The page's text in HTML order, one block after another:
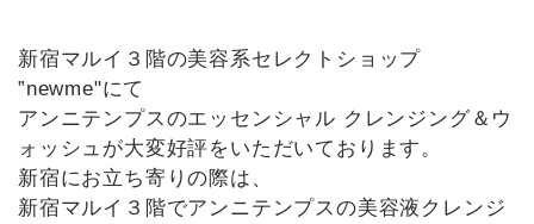
新宿マルイ３階の美容系セレクトショップ
”newme"にて
アンニテンプスのエッセンシャル クレンジング＆ウ
ォッシュが大変好評をいただいております。
新宿にお立ち寄りの際は、
新宿マルイ３階でアンニテンプスの美容液クレンジ